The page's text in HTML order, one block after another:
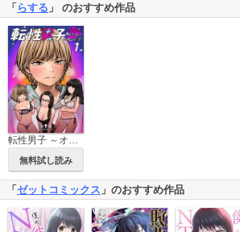
「らする 」 のおすすめ作品
無料試し読み
「ゼットコミックス 」のおすすめ作品